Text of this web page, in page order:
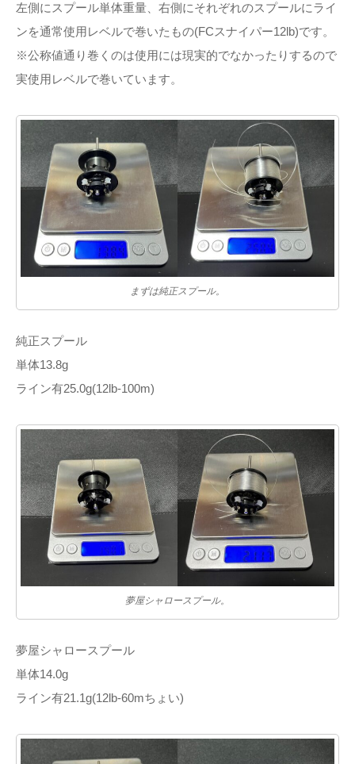
左側にスプール単体重量、右側にそれぞれのスプールにライ
ンを通常使用レベルで巻いたもの(FCスナイパー12lb)です。
※公称値通り巻くのは使用には現実的でなかったりするので
実使用レベルで巻いています。
まずは純正スプール。
純正スプール
単体13.8g
ライン有25.0g(12lb-100m)
夢屋シャロースプール。
夢屋シャロースプール
単体14.0g
ライン有21.1g(12lb-60mちょい)